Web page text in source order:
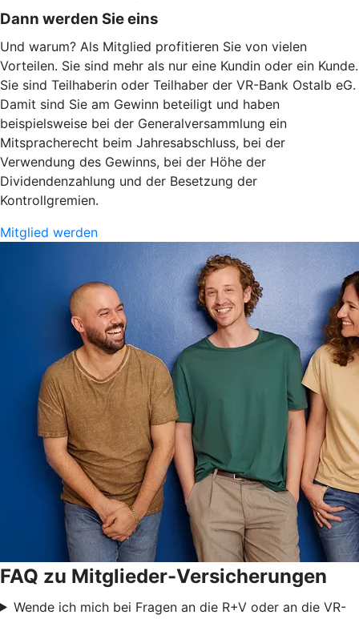
Dann werden Sie eins
Und warum? Als Mitglied profitieren Sie von vielen
Vorteilen. Sie sind mehr als nur eine Kundin oder ein Kunde.
Sie sind Teilhaberin oder Teilhaber der VR-Bank Ostalb eG.
Damit sind Sie am Gewinn beteiligt und haben
beispielsweise bei der Generalversammlung ein
Mitspracherecht beim Jahresabschluss, bei der
Verwendung des Gewinns, bei der Höhe der
Dividendenzahlung und der Besetzung der
Kontrollgremien.
Mitglied werden
FAQ zu Mitglieder-Versicherungen
Wende ich mich bei Fragen an die R+V oder an die VR-